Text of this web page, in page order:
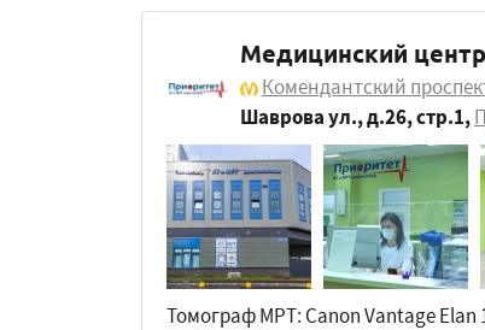
Медицинский
Комендантский
Шаврова ул., д.26, стр.1,
Томограф МРТ: Canon Vantage Elan